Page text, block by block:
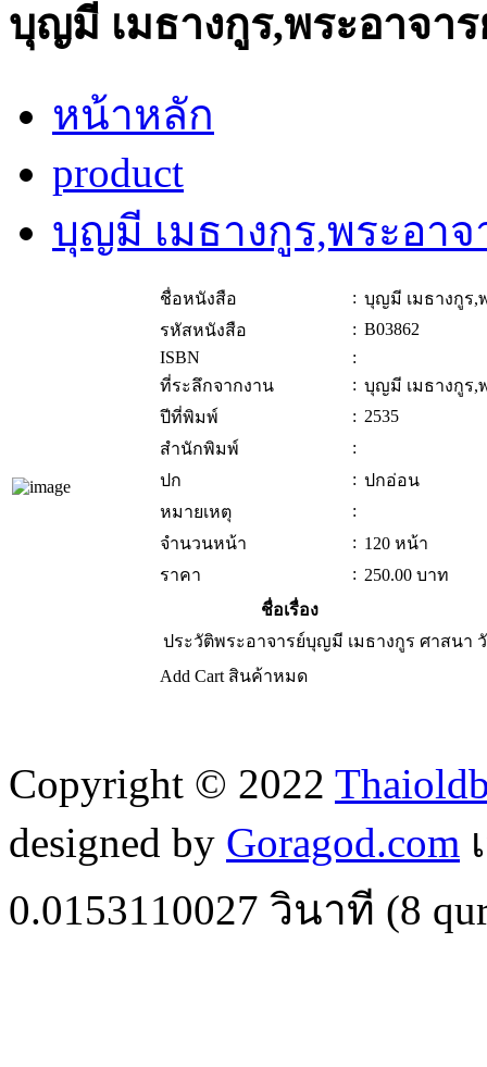
บุญมี เมธางกูร,พระอาจา
หน้าหลัก
product
บุญมี เมธางกูร,พระอาจ
ชื่อหนังสือ : บุญมี เมธางกูร,
รหัสหนังสือ
: B03862
ISBN
:
ที่ระลึกจากงาน
: บุญมี เมธางกูร,
ปีที่พิมพ์
: 2535
สำนักพิมพ์
:
ปก
: ปกอ่อน
หมายเหตุ
:
จำนวนหน้า
: 120 หน้า
ราคา
: 250.00 บาท
ชื่อเรื่อง
ประวัติพระอาจารย์บุญมี เมธางกูร ศาสนา
Add Cart สินค้าหมด
Copyright © 2022
designed by Goragod.com
0.0153110027 วินาที (8